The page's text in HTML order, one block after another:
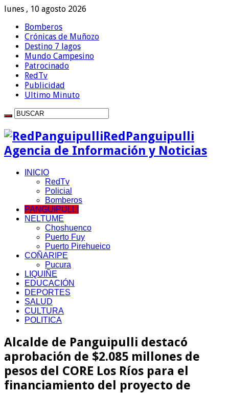
lunes , 10 agosto 2026
Bomberos
Crónicas de Muñozo
Destino 7 lagos
Mundo Campesino
Patrocinado
RedTv
Publicidad
Ultimo Minuto
RedPanguipulli
Agencia de Información y Noticias
INICIO
RedTv
Policial
Bomberos
PANGUIPULLI
NELTUME
Choshuenco
Puerto Fuy
Puerto Pirehueico
COÑARIPE
Pucura
LIQUIÑE
EDUCACIÓN
DEPORTES
SALUD
CULTURA
POLITICA
Alcalde de Panguipulli destacó
aprobación de $2.085 millones de
pesos del CORE Los Ríos para el
financiamiento del proyecto de